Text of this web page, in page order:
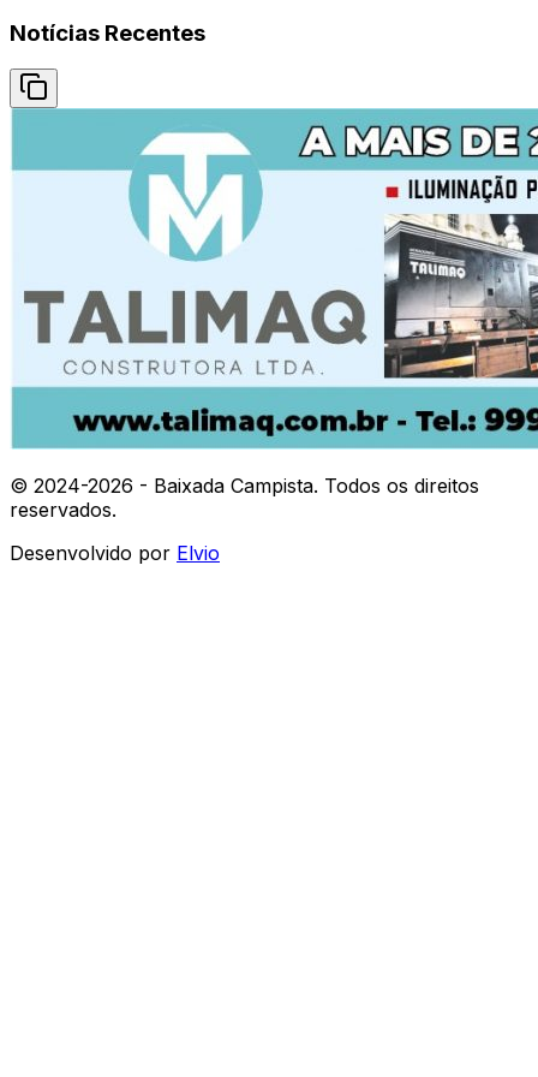
Notícias Recentes
© 2024-2026 - Baixada Campista. Todos os direitos
reservados.
Desenvolvido por Elvio